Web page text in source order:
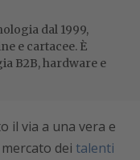
dal 1999,
e cartacee. È
B2B, hardware e
il via a una vera e
dei talenti